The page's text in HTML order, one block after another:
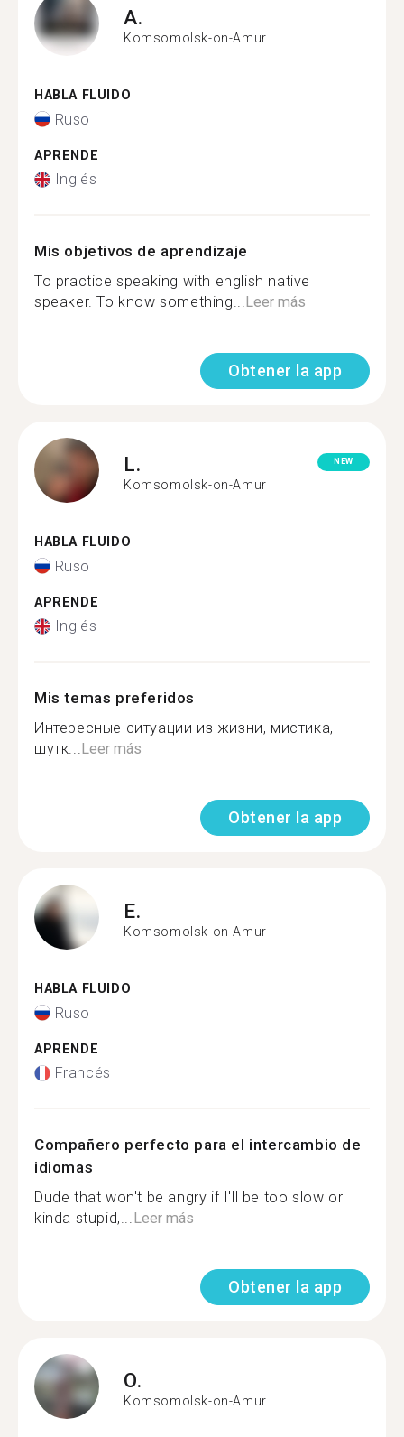
A.
Komsomolsk-on-Amur
HABLA FLUIDO
Ruso
APRENDE
Inglés
Mis objetivos de aprendizaje
To practice speaking with english native
speaker. To know something...Leer más
Obtener la app
L.
Komsomolsk-on-Amur
NEW
HABLA FLUIDO
Ruso
APRENDE
Inglés
Mis temas preferidos
Интересные ситуации из жизни, мистика,
шутк...Leer más
Obtener la app
E.
Komsomolsk-on-Amur
HABLA FLUIDO
Ruso
APRENDE
Francés
Compañero perfecto para el intercambio de
idiomas
Dude that won't be angry if I'll be too slow or
kinda stupid,...Leer más
Obtener la app
O.
Komsomolsk-on-Amur